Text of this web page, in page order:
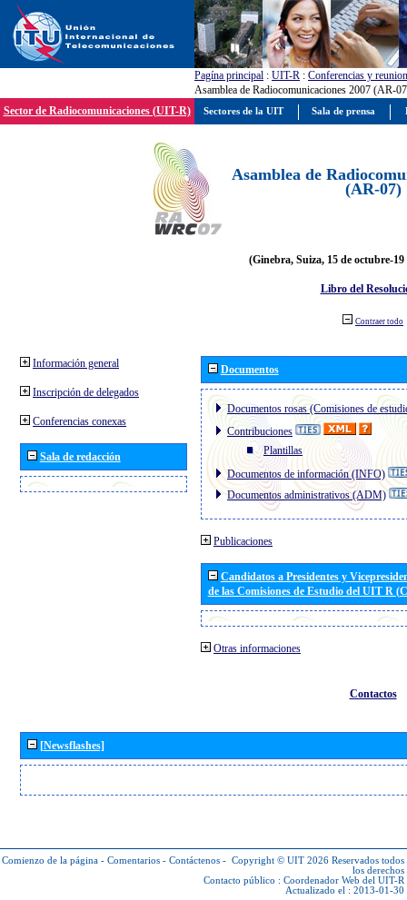
Pagína principal : UIT-R : Conferencias y
Asamblea de Radiocomunicaciones 2007 (AR-
Sector de Radiocomunicaciones (UIT-R)
Asamblea de
(AR-07)
(Ginebra, Suiza, 15 de octubre-19
Libro del
Contraer todo
Información general
Inscripción de delegados
Conferencias conexas
Sala de redacción
Documentos
Documentos rosas (Comisiones de
Contribuciones
Plantillas
Documentos de información (INFO)
Documentos administrativos (ADM)
Publicaciones
Candidatos a Presidentes y
de las Comisiones de Estudio del UIT R
Otras informaciones
Contactos
[Newsflashes]
Comienzo de la página - Comentarios - Contáctenos - Copyright © UIT 2026 Reservados todos
los derechos
Contacto público : Coordenador Web del UIT-R
Actualizado el : 2013-01-30
Sectores de la UIT Sala de prensa